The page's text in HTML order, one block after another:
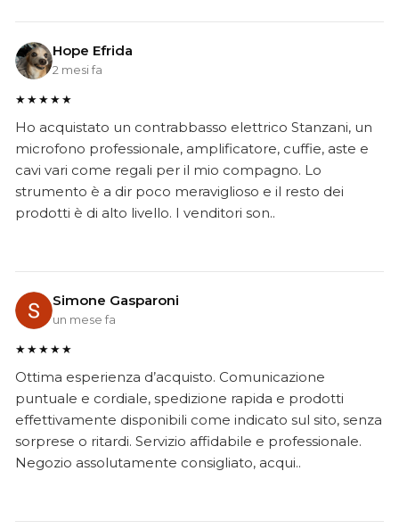
Hope Efrida
2 mesi fa
★★★★★
Ho acquistato un contrabbasso elettrico Stanzani, un
microfono professionale, amplificatore, cuffie, aste e
cavi vari come regali per il mio compagno. Lo
strumento è a dir poco meraviglioso e il resto dei
prodotti è di alto livello. I venditori son..
Simone Gasparoni
un mese fa
★★★★★
Ottima esperienza d’acquisto. Comunicazione
puntuale e cordiale, spedizione rapida e prodotti
effettivamente disponibili come indicato sul sito, senza
sorprese o ritardi. Servizio affidabile e professionale.
Negozio assolutamente consigliato, acqui..